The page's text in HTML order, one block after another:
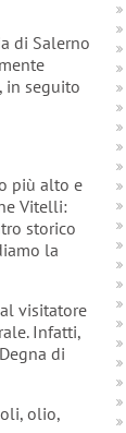
di Salerno
in seguito
più alto e
Vitelli:
storico
la
visitatore
Infatti,
di
olio,